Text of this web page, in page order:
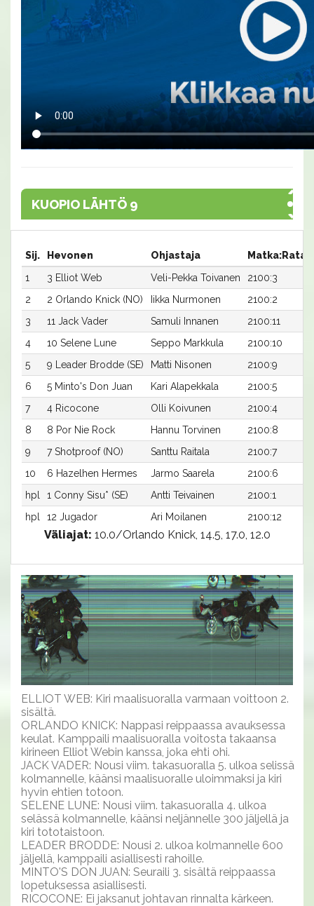
KUOPIO LÄHTÖ 9
Sij. Hevonen Ohjastaja Matka:Rata
1
3 Elliot Web Veli-Pekka Toivanen 2100:3
2
2 Orlando Knick (NO) Iikka Nurmonen 2100:2
3
11 Jack Vader Samuli Innanen 2100:11
4
10 Selene Lune Seppo Markkula 2100:10
5
9 Leader Brodde (SE) Matti Nisonen 2100:9
6
5 Minto's Don Juan Kari Alapekkala 2100:5
7
4 Ricocone Olli Koivunen 2100:4
8
8 Por Nie Rock Hannu Torvinen 2100:8
9
7 Shotproof (NO) Santtu Raitala 2100:7
10
6 Hazelhen Hermes Jarmo Saarela 2100:6
hpl
1 Conny Sisu* (SE) Antti Teivainen 2100:1
hpl
12 Jugador Ari Moilanen 2100:12
Väliajat: 10.0/Orlando Knick, 14.5, 17.0, 12.0
ELLIOT WEB: Kiri maalisuoralla varmaan voittoon 2.
sisältä.
ORLANDO KNICK: Nappasi reippaassa avauksessa
keulat. Kamppaili maalisuoralla voitosta takaansa
kirineen Elliot Webin kanssa, joka ehti ohi.
JACK VADER: Nousi viim. takasuoralla 5. ulkoa selissä
kolmannelle, käänsi maalisuoralle uloimmaksi ja kiri
hyvin ehtien totoon.
SELENE LUNE: Nousi viim. takasuoralla 4. ulkoa
selässä kolmannelle, käänsi neljännelle 300 jäljellä ja
kiri tototaistoon.
LEADER BRODDE: Nousi 2. ulkoa kolmannelle 600
jäljellä, kamppaili asiallisesti rahoille.
MINTO'S DON JUAN: Seuraili 3. sisältä reippaassa
lopetuksessa asiallisesti.
RICOCONE: Ei jaksanut johtavan rinnalta kärkeen.